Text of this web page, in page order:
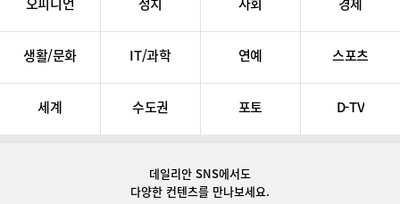
생활/문화 IT/과학 연예 스포츠
세계 수도권 포토 D-TV
데일리안 SNS에서도
다양한 컨텐츠를 만나보세요.